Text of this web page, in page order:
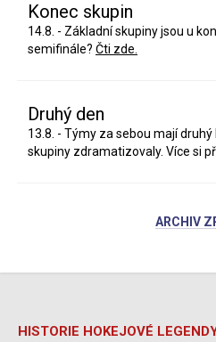
Konec skupin
14.8. - Základní skupiny jsou u
semifinále? Čti zde.
Druhý den
13.8. - Týmy za sebou mají
skupiny zdramatizovaly. Více si
ARCHIV
HISTORIE HOKEJOVÉ